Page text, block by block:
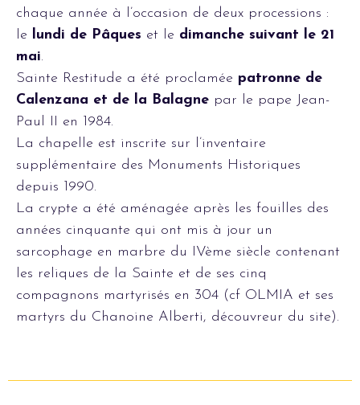
chaque année à l’occasion de deux processions :
le
lundi de Pâques et le dimanche suivant le 21
mai.
Sainte Restitude a été proclamée patronne de
Calenzana et de la Balagne par le pape Jean-
Paul II en 1984.
La chapelle est inscrite sur l’inventaire
supplémentaire des Monuments Historiques
depuis 1990.
La crypte a été aménagée après les fouilles des
années cinquante qui ont mis à jour un
sarcophage en marbre du IVème siècle contenant
les reliques de la Sainte et de ses cinq
compagnons martyrisés en 304 (cf OLMIA et ses
martyrs du Chanoine Alberti, découvreur du site).